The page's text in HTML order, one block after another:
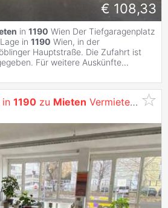
€ 108,33
in 1190 Wien Der Tiefgaragenplatz
in 1190 Wien, in der
Hauptstraße. Die Zufahrt ist
Für weitere Auskünfte...
in 1190 zu Mieten Vermietet Wir